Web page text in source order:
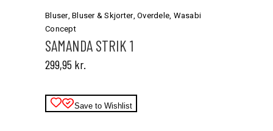
flere
varianter.
Mulighederne
kan
varesiden
Bluser,Bluser & Skjorter,Overdele, Wasabi
Concept
SAMANDA STRIK 1
299,95 kr.
Save to Wishlist